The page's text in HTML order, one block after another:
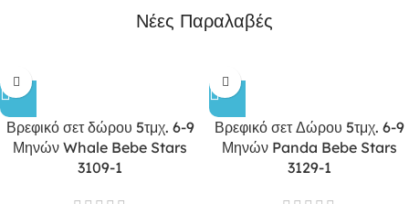
Νέες Παραλαβές
Βρεφικό σετ δώρου 5τμχ. 6-9
Μηνών Whale Bebe Stars
3109-1
Βρεφικό σετ Δώρου 5τμχ. 6-9
Μηνών Panda Bebe Stars
3129-1